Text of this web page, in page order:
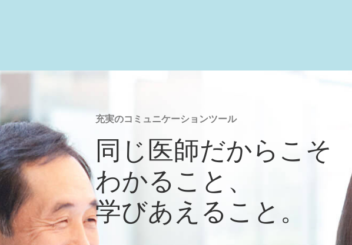
充実のコミュニケーションツール
同じ医師だからこそ
わかること、
学びあえること。